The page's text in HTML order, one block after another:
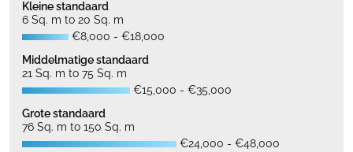
Kleine standaard
6 Sq. m to 20 Sq. m
€8,000 - €18,000
Middelmatige standaard
21 Sq. m to 75 Sq. m
€15,000 - €35,000
Grote standaard
76 Sq. m to 150 Sq. m
€24,000 - €48,000